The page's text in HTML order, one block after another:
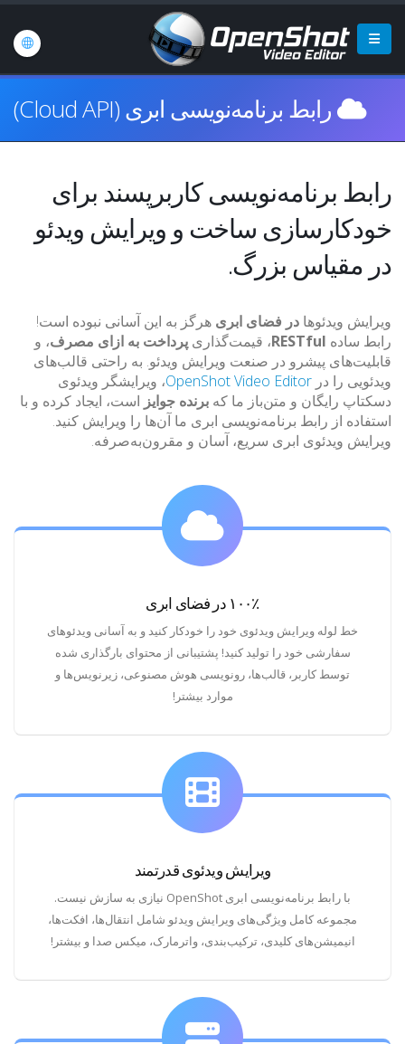
رابط برنامه‌نویسی ابری (Cloud API)
رابط برنامه‌نویسی کاربرپسند برای
خودکارسازی ساخت و ویرایش ویدئو
در مقیاس بزرگ.
ویرایش ویدئوها در فضای ابری هرگز به این آسانی نبوده است!
رابط ساده RESTful، قیمت‌گذاری پرداخت به ازای مصرف، و
قابلیت‌های پیشرو در صنعت ویرایش ویدئو. به راحتی قالب‌های
ویدئویی را در OpenShot Video Editor، ویرایشگر ویدئوی
دسکتاپ رایگان و متن‌باز ما که برنده جوایز است، ایجاد کرده و با
استفاده از رابط برنامه‌نویسی ابری ما آن‌ها را ویرایش کنید.
ویرایش ویدئوی ابری سریع، آسان و مقرون‌به‌صرفه.
۱۰۰٪ در فضای ابری
خط لوله ویرایش ویدئوی خود را خودکار کنید و به آسانی ویدئوهای
سفارشی خود را تولید کنید! پشتیبانی از محتوای بارگذاری شده
توسط کاربر، قالب‌ها، رونویسی هوش مصنوعی، زیرنویس‌ها و
موارد بیشتر!
ویرایش ویدئوی قدرتمند
با رابط برنامه‌نویسی ابری OpenShot نیازی به سازش نیست.
مجموعه کامل ویژگی‌های ویرایش ویدئو شامل انتقال‌ها، افکت‌ها،
انیمیشن‌های کلیدی، ترکیب‌بندی، واترمارک، میکس صدا و بیشتر!